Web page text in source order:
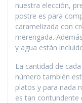
nuestra elección,
postre es para
caramelizada con
merengada.
y agua están
La cantidad de
número también
platos y para nada
es tan contundente